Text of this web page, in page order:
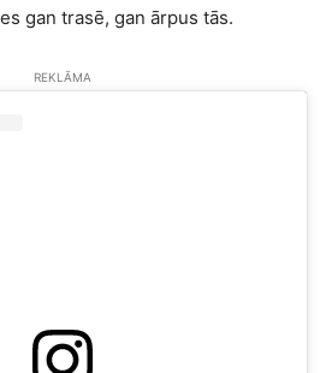
gan trasē, gan ārpus tās.
REKLĀMA